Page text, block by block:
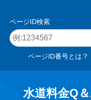
ド
力
ページID検索
ペ
ー
D
ページID番号とは？
水道料金Q